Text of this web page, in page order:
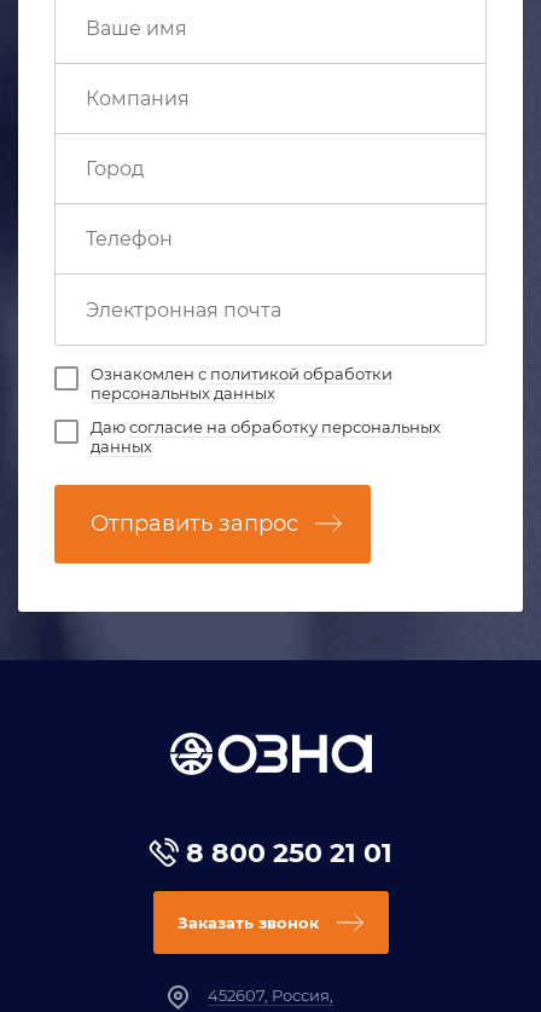
Ознакомлен с политикой обработки
персональных данных
Даюсогласие на обработку персональных
данных
Отправить запрос
8 800 250 21 01
Заказать звонок
452607, Россия,